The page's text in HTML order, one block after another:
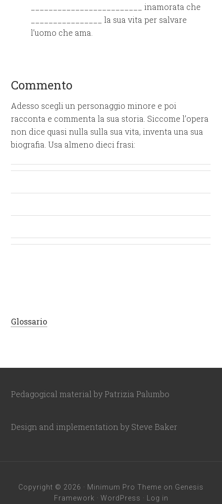
_________________________ inamorata che
________________ la sua vita per salvare
l’uomo che ama.
Commento
Adesso scegli un personaggio minore e poi
racconta e commenta la sua storia. Siccome l’opera
non dice quasi nulla sulla sua vita, inventa una sua
biografia. Usa almeno dieci frasi:
Glossario
Pedagogical material by Patrizia Palumbo
Design and implementation by Steve Baker
Copyright © 2026 · Minimum Pro Theme on Genesis
Framework · WordPress · Log in